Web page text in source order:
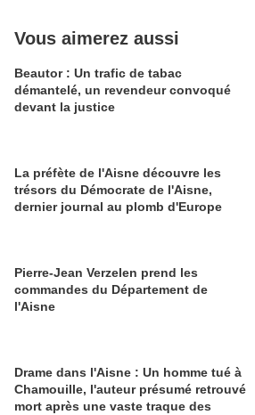
Vous aimerez aussi
Beautor : Un trafic de tabac
démantelé, un revendeur convoqué
devant la justice
La préfète de l'Aisne découvre les
trésors du Démocrate de l'Aisne,
dernier journal au plomb d'Europe
Pierre-Jean Verzelen prend les
commandes du Département de
l'Aisne
Drame dans l'Aisne : Un homme tué à
Chamouille, l'auteur présumé retrouvé
mort après une vaste traque des